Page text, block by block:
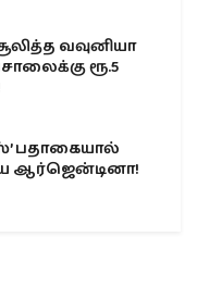
வவுனியா
ரூ.5
பதாகையால்
ஆர்ஜென்டினா!